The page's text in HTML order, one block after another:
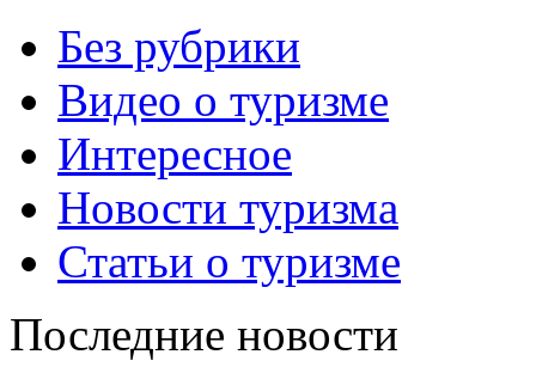
Без рубрики
Видео о туризме
Интересное
Новости туризма
Статьи о туризме
Последние новости